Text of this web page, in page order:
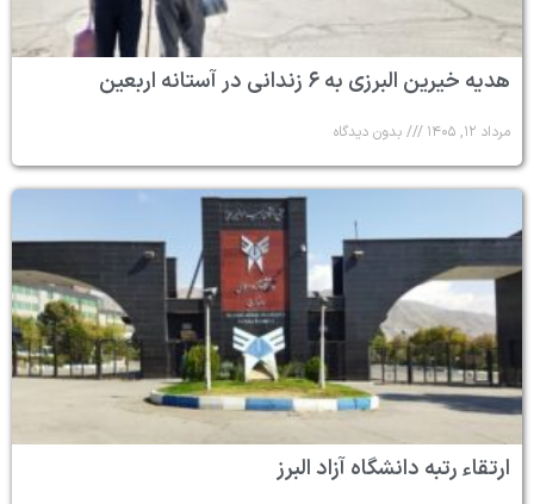
هدیه خیرین البرزی به ۶ زندانی در آستانه اربعین
مرداد ۱۲, ۱۴۰۵ بدون دیدگاه
ارتقاء رتبه دانشگاه آزاد البرز